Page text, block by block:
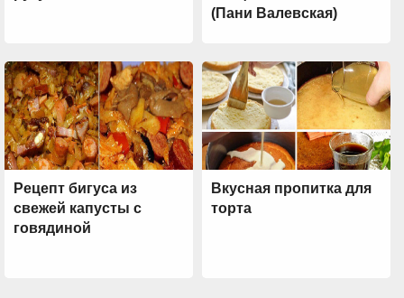
(Пани Валевская)
Рецепт бигуса из
свежей капусты с
говядиной
Вкусная пропитка для
торта